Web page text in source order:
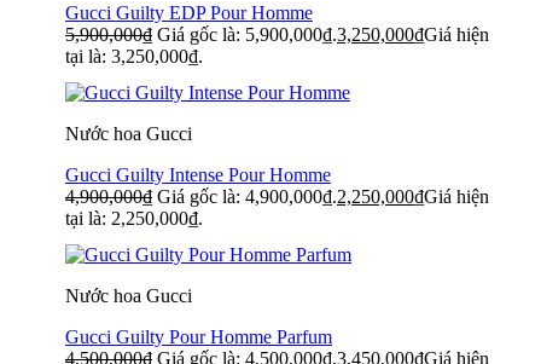
Gucci Guilty EDP Pour Homme
5,900,000₫ Giá gốc là: 5,900,000₫.3,250,000₫Giá hiện
tại là: 3,250,000₫.
Nước hoa Gucci
Gucci Guilty Intense Pour Homme
4,900,000₫ Giá gốc là: 4,900,000₫.2,250,000₫Giá hiện
tại là: 2,250,000₫.
Nước hoa Gucci
Gucci Guilty Pour Homme Parfum
4,500,000₫ Giá gốc là: 4,500,000₫.3,450,000₫Giá hiện